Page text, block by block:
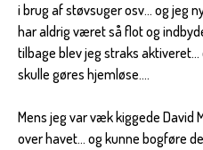
i brug af støvsuger osv... og jeg
har aldrig været så flot og
tilbage blev jeg straks
skulle gøres hjemløse....
Mens jeg var væk kiggede David
over havet... og kunne bogføre